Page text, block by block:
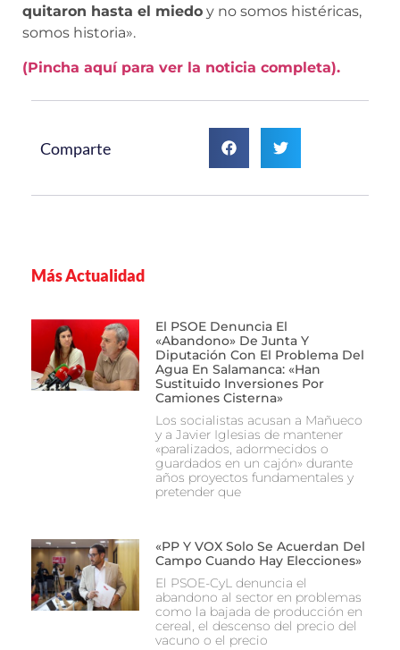
quitaron hasta el miedo y no somos histéricas,
somos historia».
(Pincha aquí para ver la noticia completa).
Comparte
Más Actualidad
El PSOE Denuncia El
«abandono» De Junta Y
Diputación Con El Problema Del
Agua En Salamanca: «Han
Sustituido Inversiones Por
Camiones Cisterna»
Los socialistas acusan a Mañueco
y a Javier Iglesias de mantener
«paralizados, adormecidos o
guardados en un cajón» durante
años proyectos fundamentales y
pretender que
«PP Y VOX Solo Se Acuerdan Del
Campo Cuando Hay Elecciones»
El PSOE-CyL denuncia el
abandono al sector en problemas
como la bajada de producción en
cereal, el descenso del precio del
vacuno o el precio